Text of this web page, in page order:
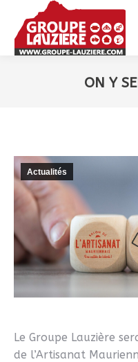
ON Y
Actualités
Le Groupe Lauzière
de l’Artisanat